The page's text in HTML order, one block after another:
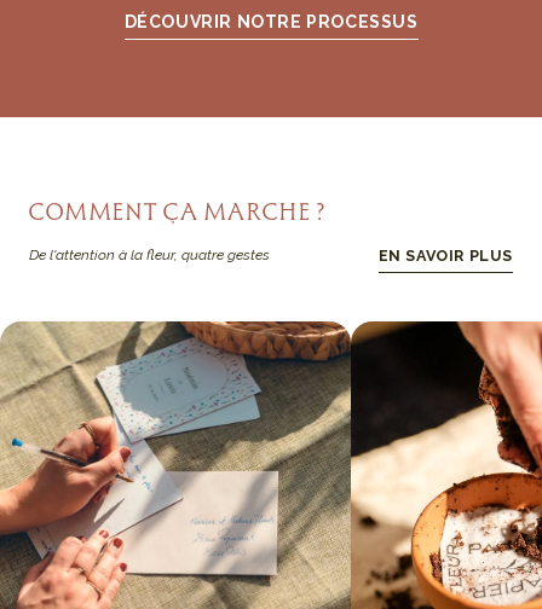
DÉCOUVRIR NOTRE PROCESSUS
COMMENT ÇA MARCHE ?
De l'attention à la fleur, quatre gestes EN SAVOIR PLUS